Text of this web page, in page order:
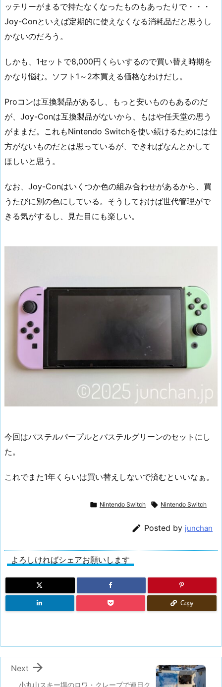
ッテリーがまるで持たなくなったものもあったりで・・・
Joy-Conといえば定期的に使えなくなる消耗品だと思うし
かないのだろう。
しかも、1セットで8,000円くらいするので買い替え時期を
かなり悩む。ソフト1～2本買える価格なわけだし。
Proコンは互換製品があるし、もっと安いものもあるのだ
が、Joy-Conは互換製品がないから、もはや任天堂の思う
がままだ。これもNintendo Switchを使い続けるためには仕
方がないものだとは思っているが、できればなんとかして
ほしいと思う。
なお、Joy-Conはいくつか色の組み合わせがあるから、買
うたびに別の色にしている。そうしておけば世代管理がで
きる気がするし、見た目にも楽しい。
今回はパステルパープルとパステルグリーンのセットにし
た。
これでまた1年くらいは買い替えしないで済むといいなぁ。
 Nintendo Switch  Nintendo Switch
 Posted by junchan
よろしければシェアお願いします
Copy
小丸山スキー場のロワ・クレープで連日ク

Next